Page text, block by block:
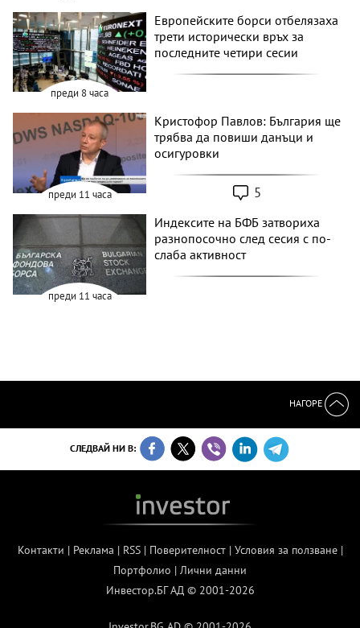
преди 8 часа
Европейските борси отбелязаха
трети исторически връх за
последните четири сесии
преди 11 часа
Кристофор Павлов: България ще
трябва да повиши данъци и
осигуровки
5
преди 11 часа
Индексите на БФБ затвориха
разнопосочно след сесия с по-
слаба активност
НАГОРЕ
СЛЕДВАЙ НИ В:
Контакти | Реклама | RSS| Поверителност| Условия за ползване|
Портфолио | Лични данни
Инвестор.БГ АД © 2001-2026